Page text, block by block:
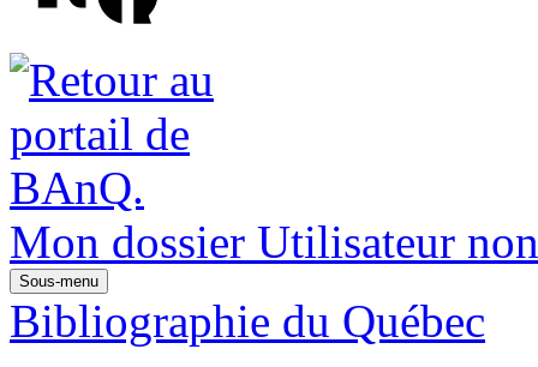
Mon dossier Utilisateur
Sous-menu
Bibliographie du Québec